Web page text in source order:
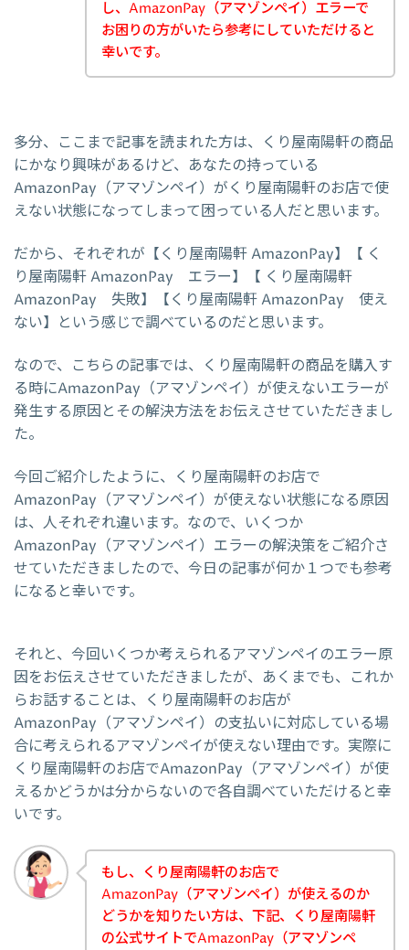
し、AmazonPay（アマゾンペイ）エラーで
お困りの方がいたら参考にしていただけると
幸いです。
多分、ここまで記事を読まれた方は、くり屋南陽軒の商品
にかなり興味があるけど、あなたの持っている
AmazonPay（アマゾンペイ）がくり屋南陽軒のお店で使
えない状態になってしまって困っている人だと思います。
だから、それぞれが【くり屋南陽軒 AmazonPay】【 く
り屋南陽軒 AmazonPay エラー】【 くり屋南陽軒
AmazonPay 失敗】【くり屋南陽軒 AmazonPay 使え
ない】という感じで調べているのだと思います。
なので、こちらの記事では、くり屋南陽軒の商品を購入す
る時にAmazonPay（アマゾンペイ）が使えないエラーが
発生する原因とその解決方法をお伝えさせていただきまし
た。
今回ご紹介したように、くり屋南陽軒のお店で
AmazonPay（アマゾンペイ）が使えない状態になる原因
は、人それぞれ違います。なので、いくつか
AmazonPay（アマゾンペイ）エラーの解決策をご紹介さ
せていただきましたので、今日の記事が何か１つでも参考
になると幸いです。
それと、今回いくつか考えられるアマゾンペイのエラー原
因をお伝えさせていただきましたが、あくまでも、これか
らお話することは、くり屋南陽軒のお店が
AmazonPay（アマゾンペイ）の支払いに対応している場
合に考えられるアマゾンペイが使えない理由です。実際に
くり屋南陽軒のお店でAmazonPay（アマゾンペイ）が使
えるかどうかは分からないので各自調べていただけると幸
いです。
もし、くり屋南陽軒のお店で
AmazonPay（アマゾンペイ）が使えるのか
どうかを知りたい方は、下記、くり屋南陽軒
の公式サイトでAmazonPay（アマゾンペ